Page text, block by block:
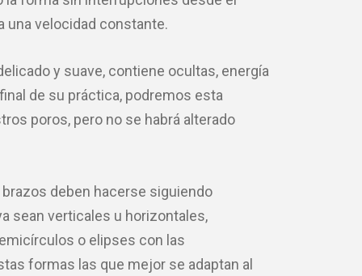
una velocidad constante.
y suave, contiene ocultas, energía
de su práctica, podremos esta
poros, pero no se habrá alterado
deben hacerse siguiendo
sean verticales u horizontales,
o elipses con las
formas las que mejor se adaptan al